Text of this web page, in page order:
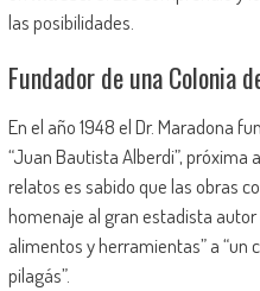
las posibilidades.
Fundador de una Colonia
En el año 1948 el Dr. Maradona
“Juan Bautista Alberdi”, próxima
relatos es sabido que las obras
homenaje al gran estadista autor
alimentos y herramientas” a “un
pilagás”.